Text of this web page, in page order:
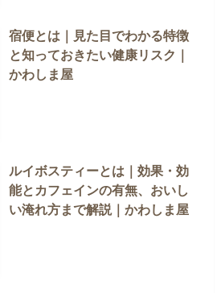
宿便とは｜見た目でわかる特徴
と知っておきたい健康リスク｜
かわしま屋
ルイボスティーとは｜効果・効
能とカフェインの有無、おいし
い淹れ方まで解説｜かわしま屋